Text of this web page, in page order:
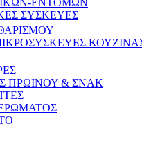
ΕΝΤΟΜΩΝ
ΣΥΣΚΕΥΕΣ
ΠΡΩΙΝΟΥ & ΣΝΑΚ